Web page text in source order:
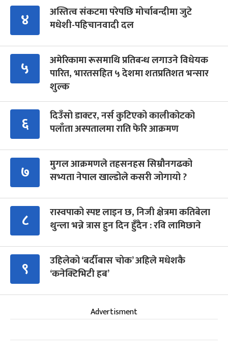
४
अस्तित्व संकटमा परेपछि मोर्चाबन्दीमा जुटे
मधेशी-पहिचानवादी दल
५
अमेरिकामा रूसमाथि प्रतिबन्ध लगाउने विधेयक
पारित, भारतसहित ५ देशमा शतप्रतिशत भन्सार
शुल्क
६
दिउँसो डाक्टर, नर्स कुटिएको कालीकोटको
पलाँता अस्पतालमा राति फेरि आक्रमण
७
मुगल आक्रमणले तहसनहस सिम्रौनगढको
सभ्यता नेपाल खाल्डोले कसरी जोगायो ?
८
रास्वपाको स्पष्ट लाइन छ, निजी क्षेत्रमा कतिबेला
थुन्ला भन्ने त्रास हुन दिन हुँदैन : रवि लामिछाने
९
उहिलेको ‘बर्दीबास चोक’ अहिले मधेशकै
‘कनेक्टिभिटी हब’
Advertisment